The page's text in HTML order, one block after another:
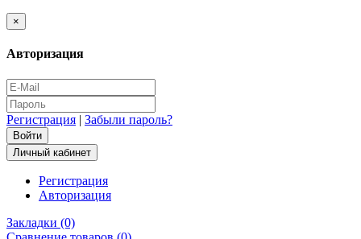
×
Авторизация
Регистрация | Забыли пароль?
Личный кабинет
Регистрация
Авторизация
Закладки (0)